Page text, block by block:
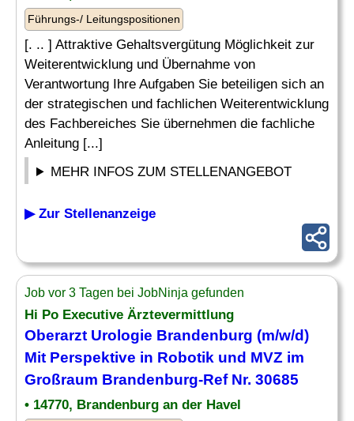
Führungs-/ Leitungspositionen
[. .. ] Attraktive Gehaltsvergütung Möglichkeit zur
Weiterentwicklung und Übernahme von
Verantwortung Ihre Aufgaben Sie beteiligen sich an
der strategischen und fachlichen Weiterentwicklung
des Fachbereiches Sie übernehmen die fachliche
Anleitung [...]
MEHR INFOS ZUM STELLENANGEBOT
▶ Zur Stellenanzeige
Job vor 3 Tagen bei JobNinja gefunden
Hi Po Executive Ärztevermittlung
Oberarzt Urologie Brandenburg (m/w/d)
Mit Perspektive in Robotik und MVZ im
Großraum Brandenburg-Ref Nr. 30685
• 14770, Brandenburg an der Havel